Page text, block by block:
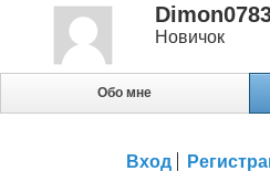
Новичок
Обо мне
Вход